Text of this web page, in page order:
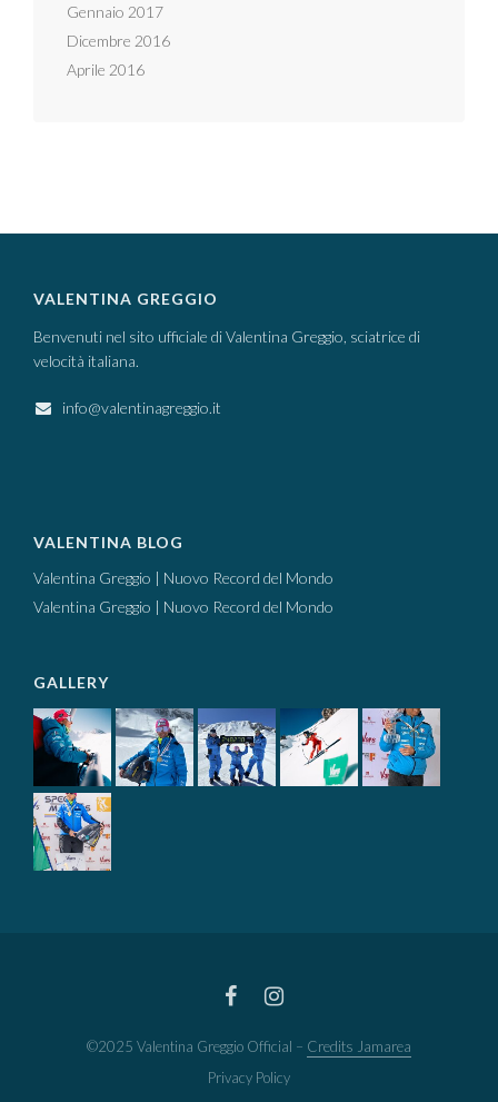
Gennaio 2017
Dicembre 2016
Aprile 2016
VALENTINA GREGGIO
Benvenuti nel sito ufficiale di Valentina Greggio, sciatrice di
velocità italiana.
info@valentinagreggio.it
VALENTINA BLOG
Valentina Greggio | Nuovo Record del Mondo
Valentina Greggio | Nuovo Record del Mondo
GALLERY
©2025 Valentina Greggio Official – Credits Jamarea
Privacy Policy